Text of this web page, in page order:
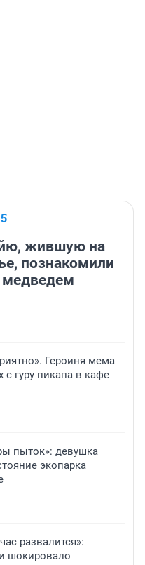
жившую на
познакомили
медведем
Героиня мема
гуру пикапа в кафе
пыток»: девушка
экопарка
развалится»:
шокировало